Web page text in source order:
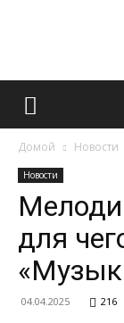
Домой Новости
Новости
для
04.04.2025 216